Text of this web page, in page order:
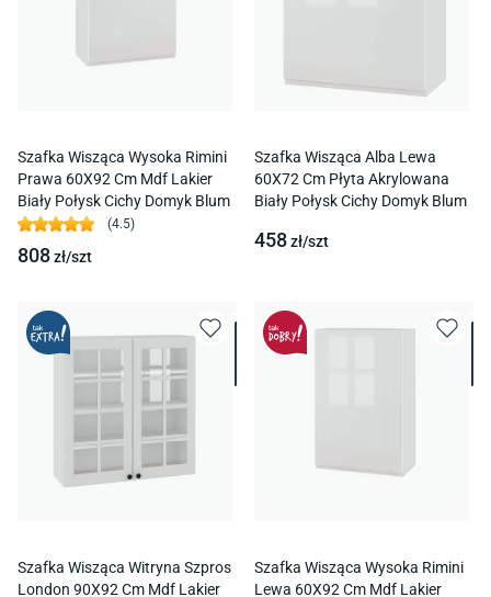
Szafka Wisząca Wysoka Rimini
Prawa 60X92 Cm Mdf Lakier
Biały Połysk Cichy Domyk Blum
(4.5)
808zł/szt
Szafka Wisząca Alba Lewa
60X72 Cm Płyta Akrylowana
Biały Połysk Cichy Domyk Blum
458zł/szt
Szafka Wisząca Witryna Szpros
London 90X92 Cm Mdf Lakier
Szafka Wisząca Wysoka Rimini
Lewa 60X92 Cm Mdf Lakier